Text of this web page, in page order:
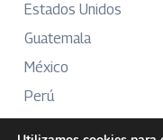
Estados Unidos
Guatemala
México
Perú